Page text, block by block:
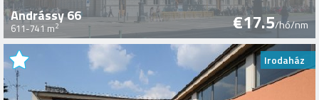
Andrássy 66
611-741 m2 €17.5/hó/nm
Irodaház